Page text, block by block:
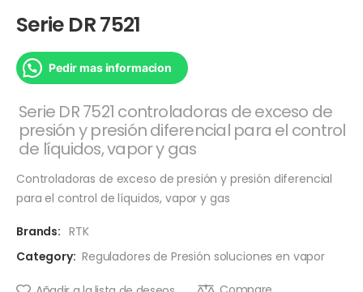
Serie DR 7521
Pedir mas informacion
Serie DR 7521 controladoras de exceso de
presión y presión diferencial para el control
de líquidos, vapor y gas
Controladoras de exceso de presión y presión diferencial
para el control de líquidos, vapor y gas
Brands: RTK
Category: Reguladores de Presión soluciones en vapor